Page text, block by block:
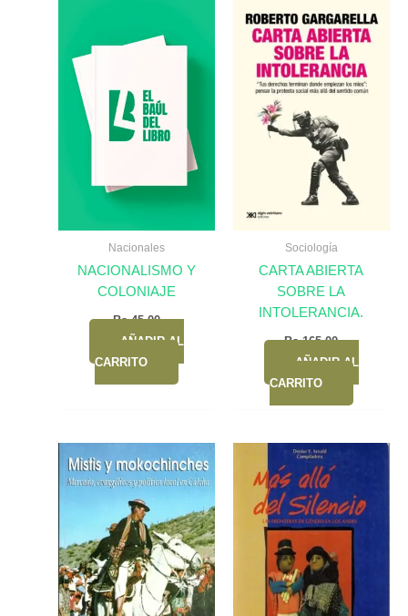
Nacionales
NACIONALISMO Y
COLONIAJE
Bs.45,00
AÑADIR AL
CARRITO
Sociología
CARTA ABIERTA
SOBRE LA
INTOLERANCIA.
Bs.165,00
AÑADIR AL
CARRITO